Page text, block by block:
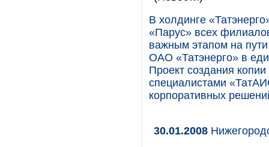
В холдинге
«Парус» всех
важным этапом на
ОАО «Татэнерго» в
Проект создания
специалистами
корпоративных
30.01.2008